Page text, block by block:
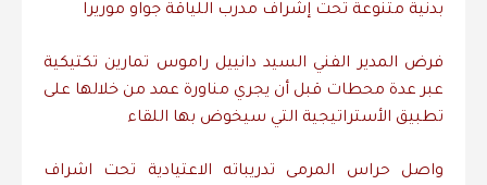
بدنية متنوعة تحت إشراف مدرب اللياقة جواو موريرا
فرض المدير الفني السيد دانييل راموس تمارين تكتيكية
عبر عدة محطات قبل أن يجري مناورة عمد من خلالها على
تطبيق الأستراتيجية التي سيخوض بها اللقاء
واصل حراس المرمى تدريباته الاعتيادية تحت اشراف